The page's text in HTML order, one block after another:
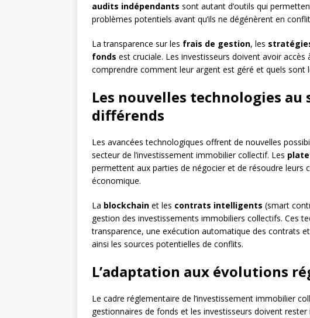
audits indépendants sont autant d’outils qui
problèmes potentiels avant qu’ils ne dégénèrent en
La transparence sur les frais de gestion, les
fonds est cruciale. Les investisseurs doivent avoir
comprendre comment leur argent est géré et quels sont
Les nouvelles technologies au
différends
Les avancées technologiques offrent de nouvelles
secteur de l’investissement immobilier collectif. Les
permettent aux parties de négocier et de résoudre leurs
économique.
La blockchain et les contrats intelligents (smart
gestion des investissements immobiliers collectifs. Ces
transparence, une exécution automatique des contrats
ainsi les sources potentielles de conflits.
L’adaptation aux évolutions
Le cadre réglementaire de l’investissement immobilier
gestionnaires de fonds et les investisseurs doivent